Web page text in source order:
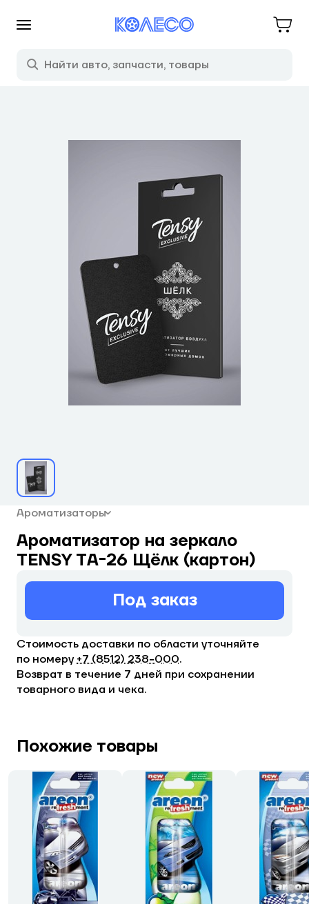
Ароматизаторы
Ароматизатор на зеркало
TENSY TА-26 Щёлк (картон)
Под заказ
Стоимость доставки по области уточняйте
по номеру +7 (8512) 238−000.
Возврат в течение 7 дней при сохранении
товарного вида и чека.
Похожие товары